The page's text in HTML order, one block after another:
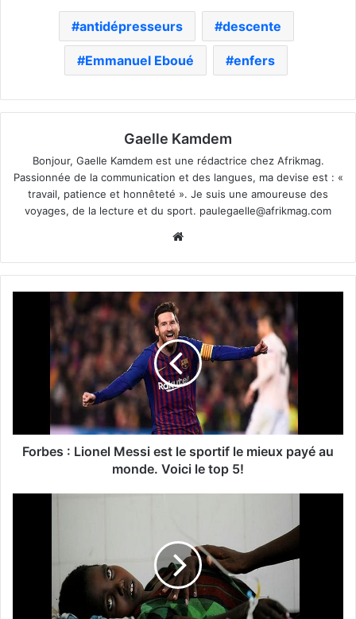
antidépresseurs descente
Emmanuel Eboué enfers
Gaelle Kamdem
Bonjour, Gaelle Kamdem est une rédactrice chez Afrikmag.
Passionnée de la communication et des langues, ma devise est : «
travail, patience et honnêteté ». Je suis une amoureuse des
voyages, de la lecture et du sport. paulegaelle@afrikmag.com
Forbes : Lionel Messi est le sportif le mieux payé au
monde. Voici le top 5!